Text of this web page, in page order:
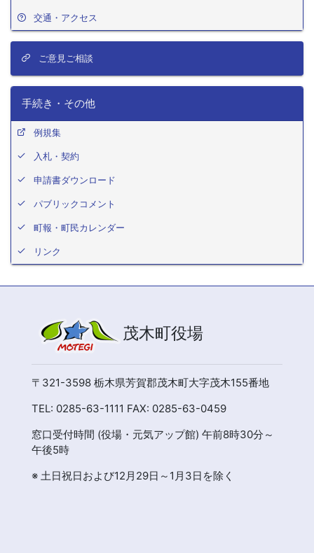
交通・アクセス
ご意見ご相談
手続き・その他
例規集
入札・契約
申請書ダウンロード
パブリックコメント
町報・町民カレンダー
リンク
茂木町役場
〒321-3598 栃木県芳賀郡茂木町大字茂木155番地
TEL: 0285-63-1111 FAX: 0285-63-0459
窓口受付時間 (役場・元気アップ館) 午前8時30分～
午後5時
※ 土日祝日および12月29日～1月3日を除く